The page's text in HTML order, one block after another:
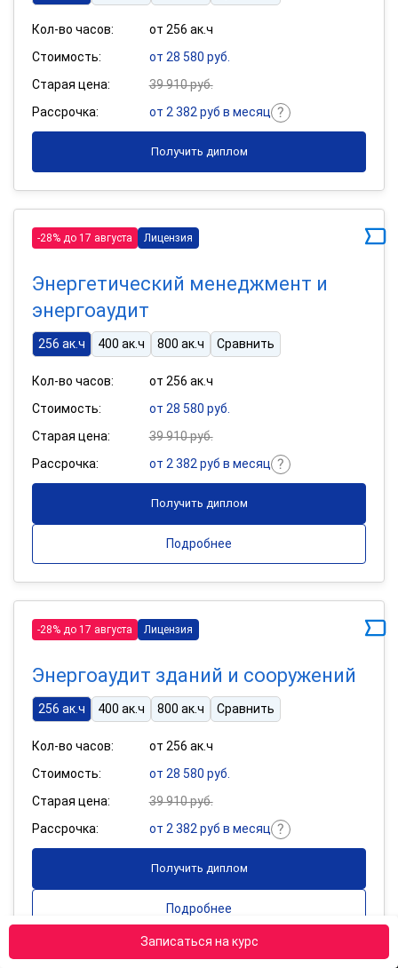
Записаться на курс
Кол-во часов:
от 256 ак.ч
Стоимость:
от 28 580 руб.
Старая цена:
39 910 руб.
Рассрочка:
от 2 382 руб в месяц
Получить диплом
-28% до 17 августа Лицензия
Энергетический менеджмент и
энергоаудит
256 ак.ч 400 ак.ч 800 ак.ч Сравнить
Кол-во часов:
от 256 ак.ч
Стоимость:
от 28 580 руб.
Старая цена:
39 910 руб.
Рассрочка:
от 2 382 руб в месяц
Получить диплом
Подробнее
-28% до 17 августа Лицензия
Энергоаудит зданий и сооружений
256 ак.ч 400 ак.ч 800 ак.ч Сравнить
Кол-во часов:
от 256 ак.ч
Стоимость:
от 28 580 руб.
Старая цена:
39 910 руб.
Рассрочка:
от 2 382 руб в месяц
Получить диплом
Подробнее